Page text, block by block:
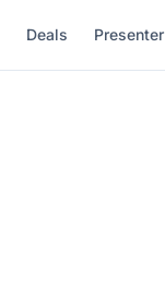
Deals Presenter